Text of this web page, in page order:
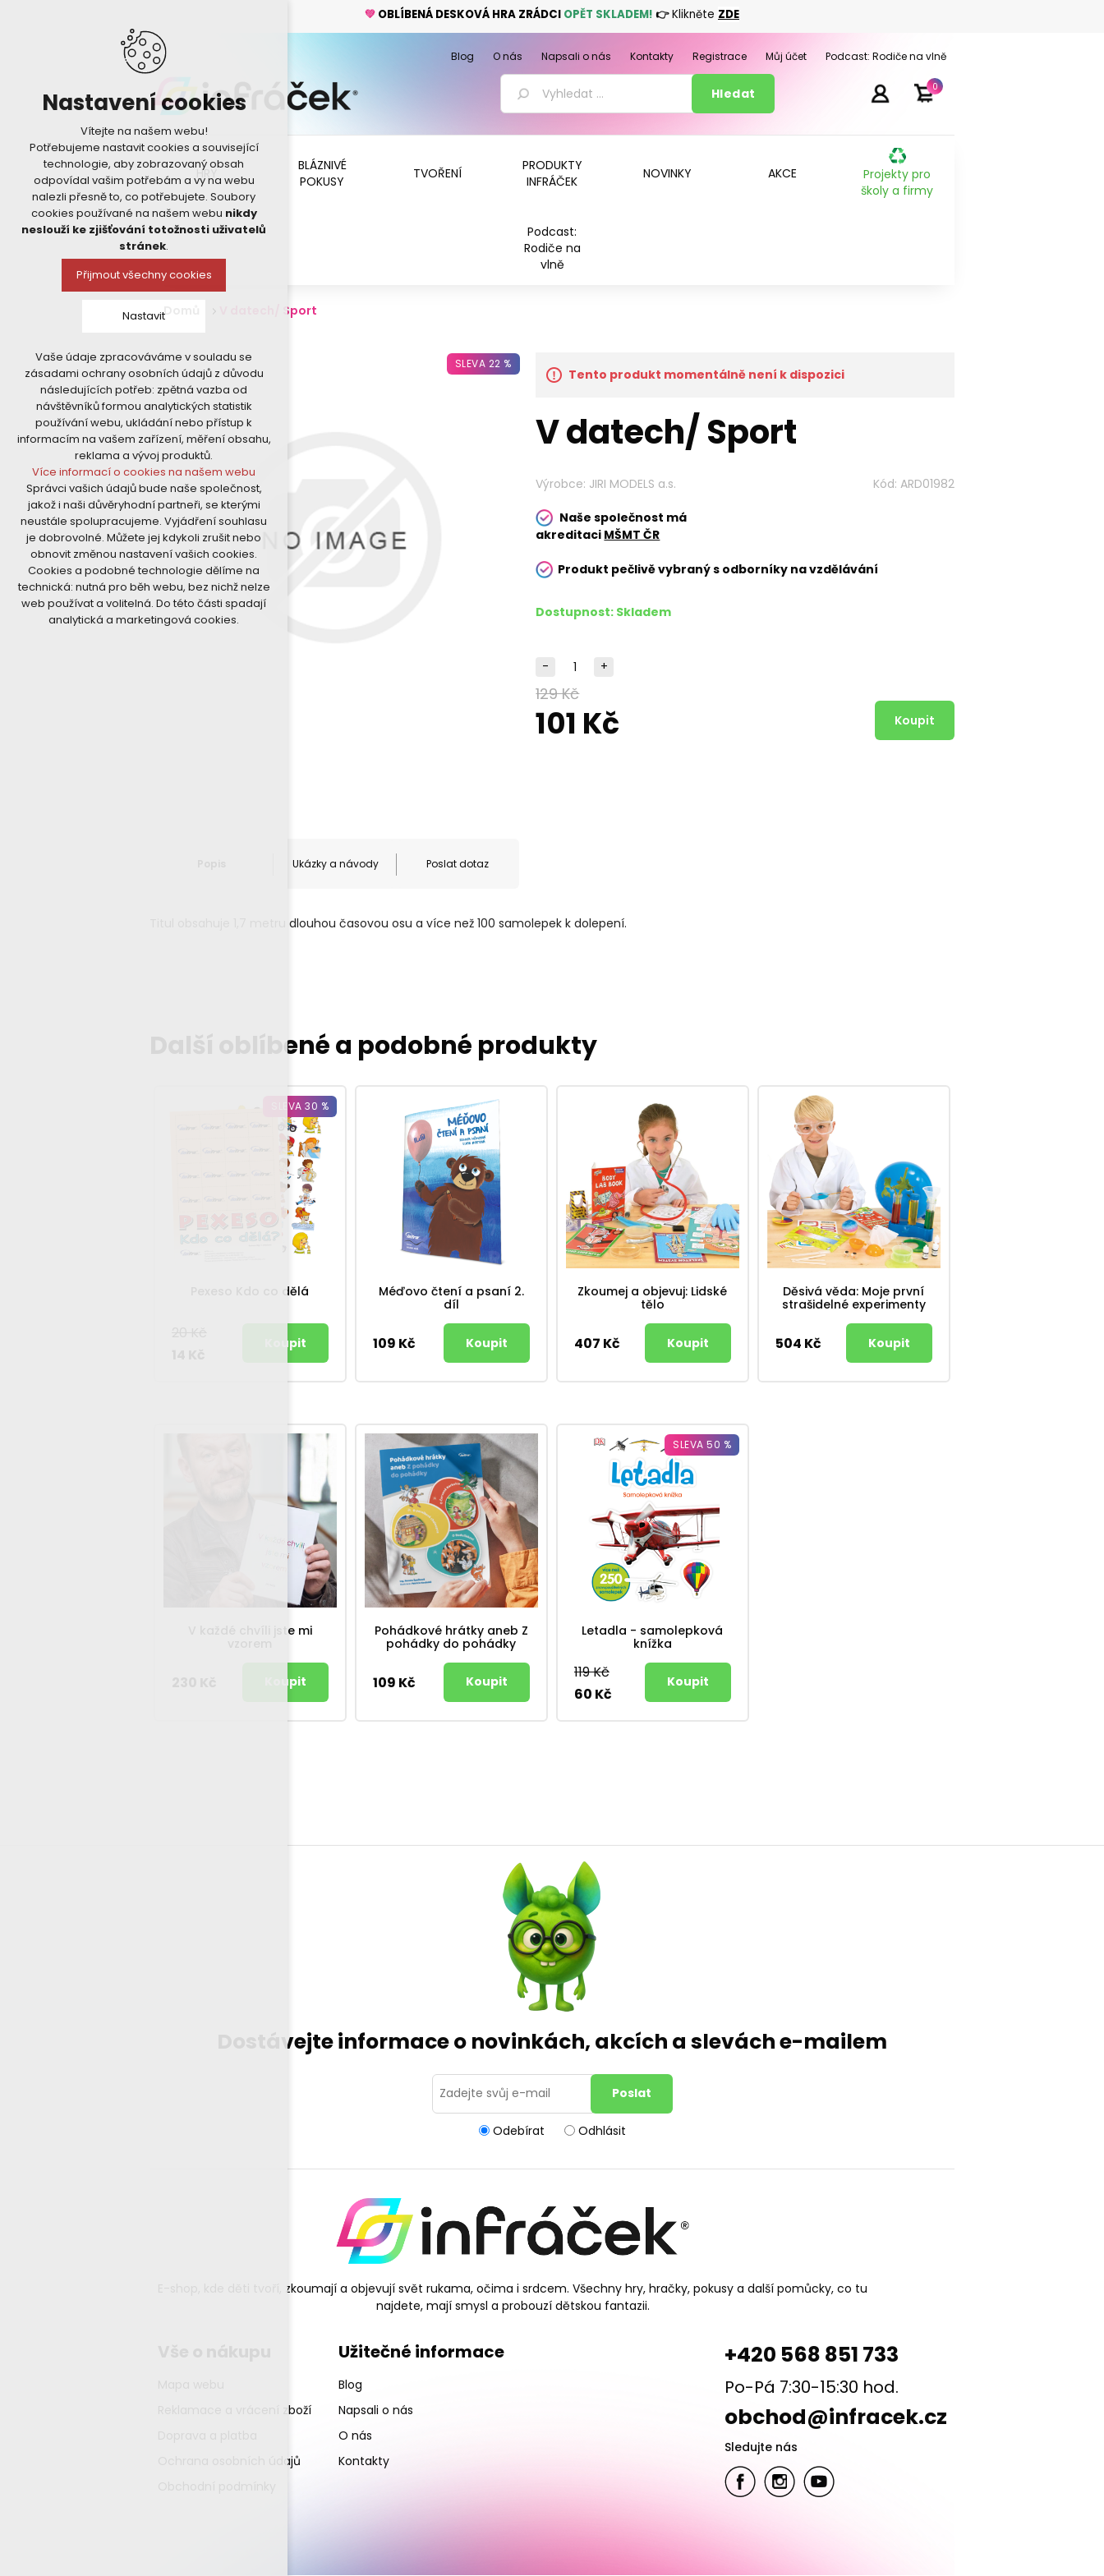
💚 OBLÍBENÁ DESKOVÁ HRA ZRÁDCI OPĚT SKLADEM! 👉Klikněte ZDE
Nastavení cookies
Vítejte na našem webu!
Potřebujeme nastavit cookies a související
technologie, aby zobrazovaný obsah
odpovídal vašim potřebám a vy na webu
nalezli přesně to, co potřebujete. Soubory
cookies používané na našem webu nikdy
neslouží ke zjišťování totožnosti uživatelů
stránek.
Přijmout všechny cookies
Nastavit
Technická cookies
nutná pro provozování webu
udržení kontextu stránek (session):
případná přihlášení, volby jazyka, apod.
Volitelná cookies
analytická pro anonymizované
vyhodnocení návštěvnosti
marketingová cookies (Google)
Více informací o cookies na našem webu
Přijmout všechny cookies
Odmítnout vše
Vaše údaje zpracováváme v souladu se
zásadami ochrany osobních údajů z důvodu
následujících potřeb: zpětná vazba od
návštěvníků formou analytických statistik
používání webu, ukládání nebo přístup k
informacím na vašem zařízení, měření obsahu,
reklama a vývoj produktů.
Více informací o cookies na našem webu
Správci vašich údajů bude naše společnost,
jakož i naši důvěryhodní partneři, se kterými
neustále spolupracujeme. Vyjádření souhlasu
je dobrovolné. Můžete jej kdykoli zrušit nebo
obnovit změnou nastavení vašich cookies.
Cookies a podobné technologie dělíme na
technická: nutná pro běh webu, bez nichž nelze
web používat a volitelná. Do této části spadají
analytická a marketingová cookies.
0
HRY
BLÁZNIVÉ
POKUSY
TVOŘENÍ
PRODUKTY
INFRÁČEK
NOVINKY AKCE
Projekty pro
školy a firmy
Podcast:
Rodiče na
vlně
Blog O nás Napsali o nás Kontakty Registrace Můj účet Podcast: Rodiče na vlně
Domů V datech/ Sport
SLEVA 22 %
Tento produkt momentálně není k dispozici
V datech/ Sport
Výrobce: JIRI MODELS a.s. Kód: ARD01982
Naše společnost má
akreditaci MŠMT ČR
Produkt pečlivě vybraný s odborníky na vzdělávání
Dostupnost: Skladem
129 Kč
101 Kč
- +
Ukázky a návody Poslat dotaz
Titul obsahuje 1,7 metru dlouhou časovou osu a více než 100 samolepek k dolepení.
Další oblíbené a podobné produkty
SLEVA 30 %
Pexeso Kdo co dělá
Méďovo čtení a psaní 2.
díl
109 Kč
Zkoumej a objevuj: Lidské
tělo
407 Kč
Děsivá věda: Moje první
strašidelné experimenty
504 Kč
V každé chvíli jste mi
Pohádkové hrátky aneb Z
pohádky do pohádky
109 Kč
SLEVA 50 %
Letadla - samolepková
knížka
119 Kč
60 Kč
Dostávejte informace o novinkách, akcích a slevách e-mailem
Odebírat Odhlásit
E-shop, kde děti tvoří, zkoumají a objevují svět rukama, očima i srdcem. Všechny hry, hračky, pokusy a další pomůcky, co tu
najdete, mají smysl a probouzí dětskou fantazii.
Reklamace a vrácení zboží
Ochrana osobních údajů
Užitečné informace
Blog
Napsali o nás
O nás
Kontakty
+420 568 851 733
Po-Pá 7:30-15:30 hod.
obchod@infracek.cz
Sledujte nás